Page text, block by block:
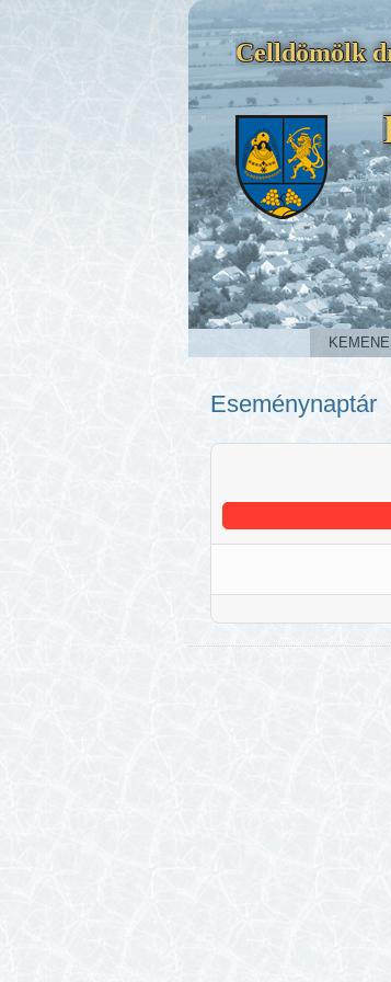
Celldömölk
Eseménynaptár